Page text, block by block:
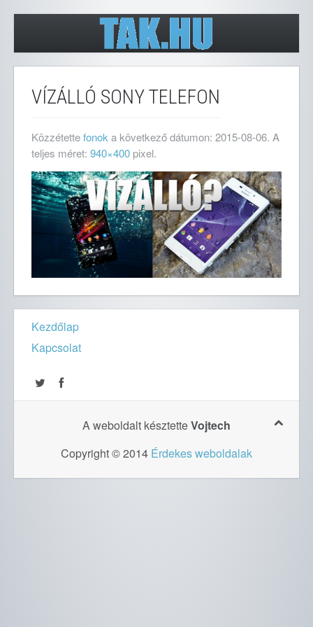
VÍZÁLLÓ SONY TELEFON
Közzétettefonok a következő dátumon: 2015-08-06. A
teljes méret: 940×400 pixel.
Kezdőlap
Kapcsolat
A weboldalt késztetteVojtech
Copyright © 2014 Érdekes weboldalak